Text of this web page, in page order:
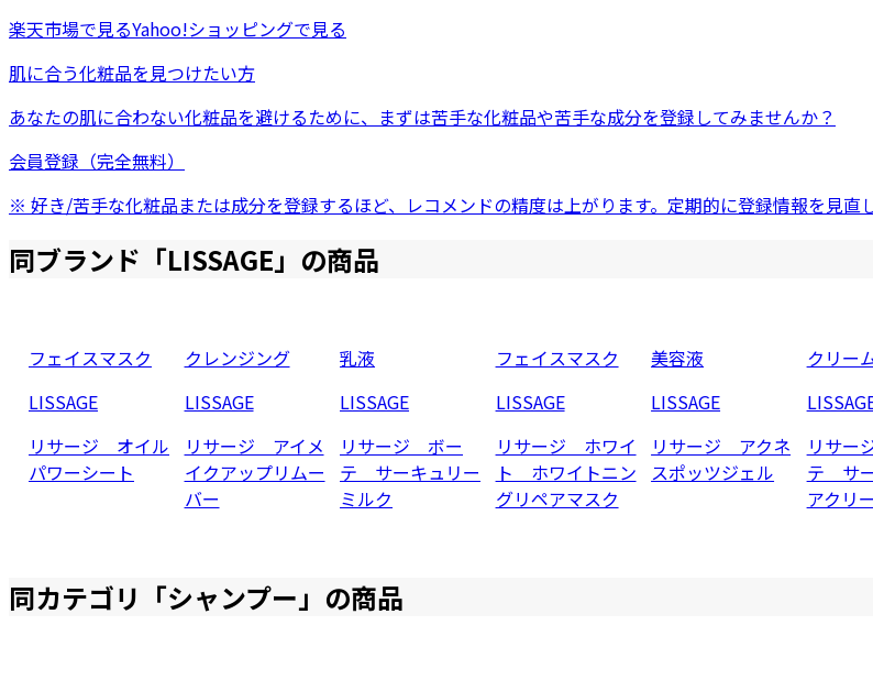
楽天市場で見るYahoo!ショッピングで見る
肌に合う化粧品を見つけたい方
あなたの肌に合わない化粧品を避けるために、まずは苦手な化粧品や苦手な成分を登録してみませんか？
会員登録（完全無料）
※ 好き/苦手な化粧品または成分を登録するほど、レコメンドの精度は上がります。定期的に登録情報を見直
同ブランド「LISSAGE」の商品
フェイスマスク
LISSAGE
リサージ オイル
パワーシート
クレンジング
LISSAGE
リサージ アイメ
イクアップリムー
バー
乳液
LISSAGE
リサージ ボー
テ サーキュリー
ミルク
フェイスマスク
LISSAGE
リサージ ホワイ
ト ホワイトニン
グリペアマスク
美容液
LISSAGE
リサージ アクネ
スポッツジェル
クリー
リサー
テ サ
アクリ
同カテゴリ「シャンプー」の商品